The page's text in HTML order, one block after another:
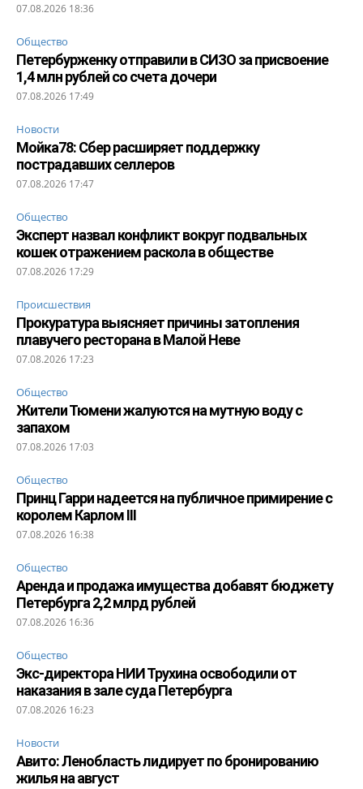
07.08.2026 18:36
Общество
Петербурженку отправили в СИЗО за присвоение
1,4 млн рублей со счета дочери
07.08.2026 17:49
Новости
Мойка78: Сбер расширяет поддержку
пострадавших селлеров
07.08.2026 17:47
Общество
Эксперт назвал конфликт вокруг подвальных
кошек отражением раскола в обществе
07.08.2026 17:29
Происшествия
Прокуратура выясняет причины затопления
плавучего ресторана в Малой Неве
07.08.2026 17:23
Общество
Жители Тюмени жалуются на мутную воду с
запахом
07.08.2026 17:03
Общество
Принц Гарри надеется на публичное примирение с
королем Карлом III
07.08.2026 16:38
Общество
Аренда и продажа имущества добавят бюджету
Петербурга 2,2 млрд рублей
07.08.2026 16:36
Общество
Экс-директора НИИ Трухина освободили от
наказания в зале суда Петербурга
07.08.2026 16:23
Новости
Авито: Ленобласть лидирует по бронированию
жилья на август